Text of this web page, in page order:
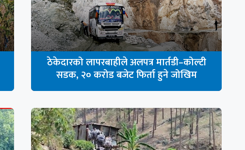
ठेकेदारको लापरबाहीले अलपत्र मार्तडी–कोल्टी
सडक, २० करोड बजेट फिर्ता हुने जोखिम